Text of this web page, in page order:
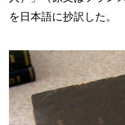
を日本語に抄訳した。